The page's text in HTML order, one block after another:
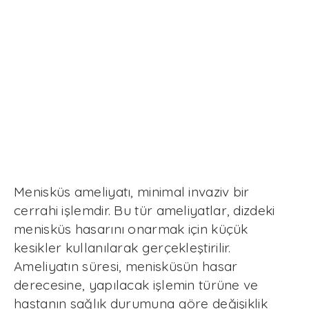
Menisküs ameliyatı, minimal invaziv bir
cerrahi işlemdir. Bu tür ameliyatlar, dizdeki
menisküs hasarını onarmak için küçük
kesikler kullanılarak gerçekleştirilir.
Ameliyatın süresi, menisküsün hasar
derecesine, yapılacak işlemin türüne ve
hastanın sağlık durumuna göre değişiklik